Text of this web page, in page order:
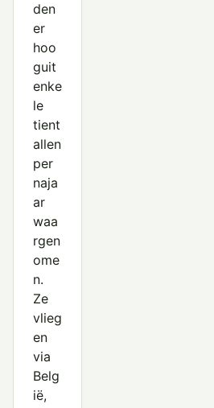
den
er
hoo
guit
enke
le
tient
allen
per
naja
ar
waa
rgen
ome
n.
Ze
vlieg
en
via
Belg
ië,